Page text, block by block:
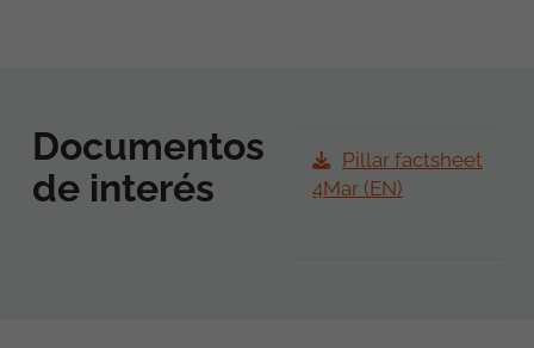
Documentos
de interés
Pillar factsheet
4Mar (EN)